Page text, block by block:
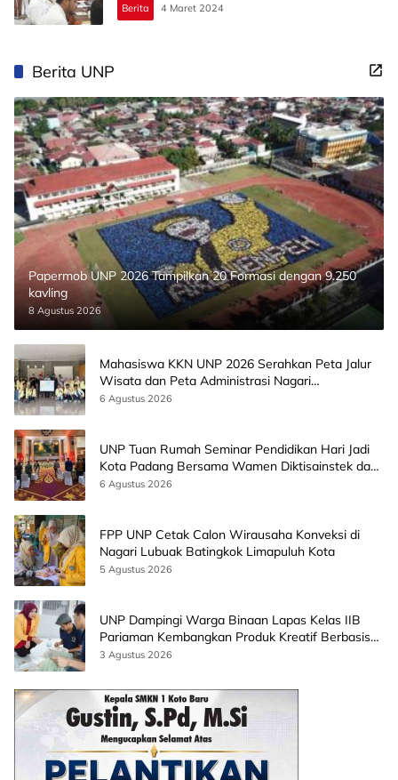
Berita 4 Maret 2024
Berita UNP
Papermob UNP 2026 Tampilkan 20 Formasi dengan 9.250
kavling
8 Agustus 2026
Mahasiswa KKN UNP 2026 Serahkan Peta Jalur
Wisata dan Peta Administrasi Nagari
Paninggahan
6 Agustus 2026
UNP Tuan Rumah Seminar Pendidikan Hari Jadi
Kota Padang Bersama Wamen Diktisainstek dan
CEO EMGS Malaysia
6 Agustus 2026
FPP UNP Cetak Calon Wirausaha Konveksi di
Nagari Lubuak Batingkok Limapuluh Kota
5 Agustus 2026
UNP Dampingi Warga Binaan Lapas Kelas IIB
Pariaman Kembangkan Produk Kreatif Berbasis
AI
3 Agustus 2026